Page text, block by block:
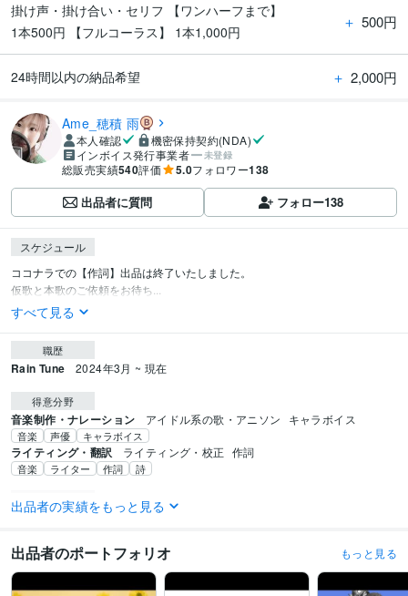
掛け声・掛け合い・セリフ 【ワンハーフまで】
1本500円 【フルコーラス】 1本1,000円
＋ 500円
24時間以内の納品希望 ＋ 2,000円
Ame_穂積 雨
本人確認
機密保持契約(NDA)
インボイス発行事業者
未登録
総販売実績540評価 5.0フォロワー138
出品者に質問 フォロー138
スケジュール
ココナラでの【作詞】出品は終了いたしました。
仮歌と本歌のご依頼をお待ち...
すべて見る
職歴
Rain Tune 2024年3月 ~ 現在
得意分野
音楽制作・ナレーション アイドル系の歌・アニソン キャラボイス
音楽 声優 キャラボイス
ライティング・翻訳 ライティング・校正 作詞
音楽 ライター 作詞 詩
学歴
学歴とか職歴ってここに必要ないと思うんですよね。だからこの仕事を始め
語学力
韓国語 日常会話レベル
出品者の実績をもっと見る
出品者のポートフォリオ もっと見る